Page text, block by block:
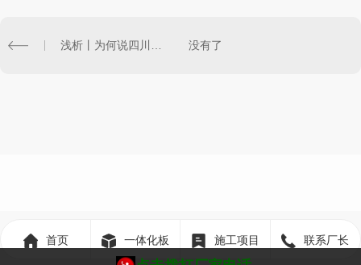
没有了
首页 一体化板 施工项目 联系厂长